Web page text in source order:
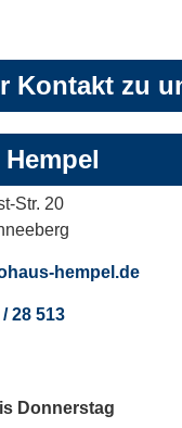
Kontakt zu
Str. 20
hempel.de
28 513
Donnerstag